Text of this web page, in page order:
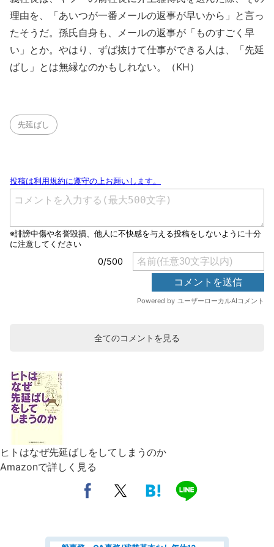
理由を、「あいつが一番メールの返事が早いから」と言っ
たそうだ。孫氏自身も、メールの返事が「ものすごく早
い」とか。やはり、ずば抜けて仕事ができる人は、「先延
ばし」とは無縁なのかもしれない。（KH）
先延ばし
全てのコメントを見る
ヒトはなぜ先延ばしをしてしまうのか
Amazonで詳しく見る